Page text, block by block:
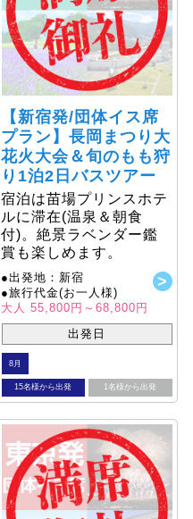
【新宿発/団体イス席
プラン】長岡まつり大
花火大会＆旬のもも狩
り1泊2日バスツアー
宿泊は苗場プリンスホテ
ルに滞在(温泉＆朝食
付)。絶景ラベンダー鑑
賞も楽しめます。
●出発地：新宿
●旅行代金(お一人様)
大人 55,800円～68,800円
出発日
8月
15名様から出発 1名様から出発